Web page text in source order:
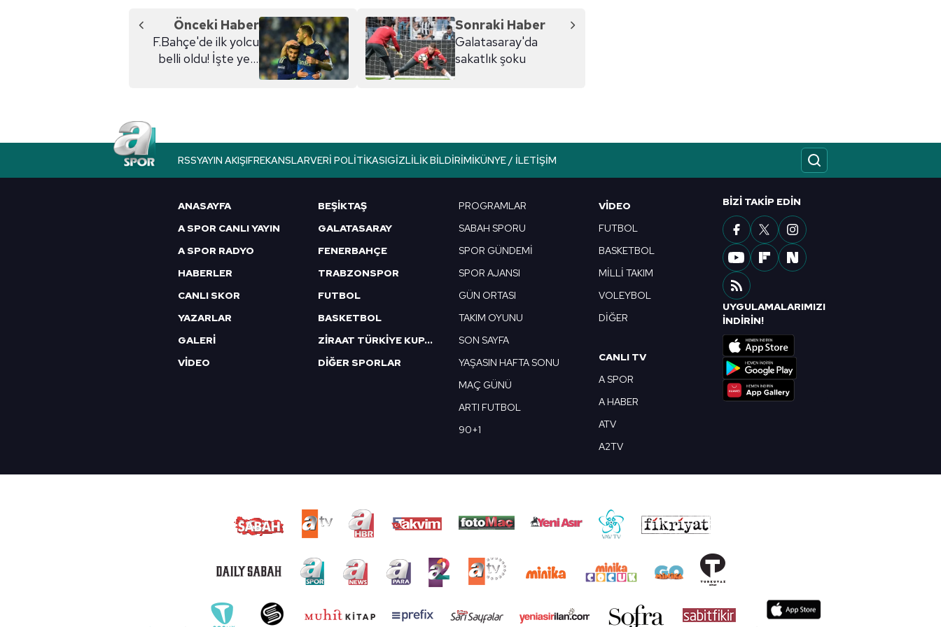
Önceki Haber
F.Bahçe'de ilk yolcu
belli oldu! İşte yeni
Sonraki Haber
Galatasaray'da
sakatlık şoku
RSSYAYIN AKIŞIFREKANSLARVERI POLITIKASIGIZLILIK BILDIRIMIKÜNYE / İLETIŞIM
ANASAYFA
A SPOR CANLI YAYIN
A SPOR RADYO
HABERLER
CANLI SKOR
YAZARLAR
GALERİ
VİDEO
BEŞİKTAŞ
GALATASARAY
FENERBAHÇE
TRABZONSPOR
FUTBOL
BASKETBOL
ZİRAAT TÜRKİYE KUPASI
DİĞER SPORLAR
PROGRAMLAR
SABAH SPORU
SPOR GÜNDEMİ
SPOR AJANSI
GÜN ORTASI
TAKIM OYUNU
SON SAYFA
YAŞASIN HAFTA SONU
MAÇ GÜNÜ
ARTI FUTBOL
90+1
VIDEO
FUTBOL
BASKETBOL
MİLLİ TAKIM
VOLEYBOL
DİĞER
CANLI TV
A SPOR
A HABER
ATV
A2TV
BIZI TAKIP EDIN
UYGULAMALARIMIZI
İNDİRİN!